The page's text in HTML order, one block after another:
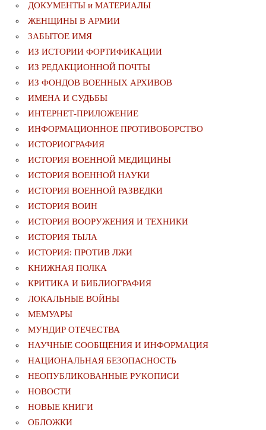
ДОКУМЕНТЫ и МАТЕРИАЛЫ
ЖЕНЩИНЫ В АРМИИ
ЗАБЫТОЕ ИМЯ
ИЗ ИСТОРИИ ФОРТИФИКАЦИИ
ИЗ РЕДАКЦИОННОЙ ПОЧТЫ
ИЗ ФОНДОВ ВОЕННЫХ АРХИВОВ
ИМЕНА И СУДЬБЫ
ИНТЕРНЕТ-ПРИЛОЖЕНИЕ
ИНФОРМАЦИОННОЕ ПРОТИВОБОРСТВО
ИСТОРИОГРАФИЯ
ИСТОРИЯ ВОЕННОЙ МЕДИЦИНЫ
ИСТОРИЯ ВОЕННОЙ НАУКИ
ИСТОРИЯ ВОЕННОЙ РАЗВЕДКИ
ИСТОРИЯ ВОИН
ИСТОРИЯ ВООРУЖЕНИЯ И ТЕХНИКИ
ИСТОРИЯ ТЫЛА
ИСТОРИЯ: ПРОТИВ ЛЖИ
КНИЖНАЯ ПОЛКА
КРИТИКА И БИБЛИОГРАФИЯ
ЛОКАЛЬНЫЕ ВОЙНЫ
МЕМУАРЫ
МУНДИР ОТЕЧЕСТВА
НАУЧНЫЕ СООБЩЕНИЯ И ИНФОРМАЦИЯ
НАЦИОНАЛЬНАЯ БЕЗОПАСНОСТЬ
НЕОПУБЛИКОВАННЫЕ РУКОПИСИ
НОВОСТИ
НОВЫЕ КНИГИ
ОБЛОЖКИ